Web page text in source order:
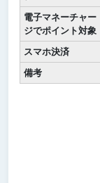
電子マネーチャー
ジでポイント対象
スマホ決済
備考